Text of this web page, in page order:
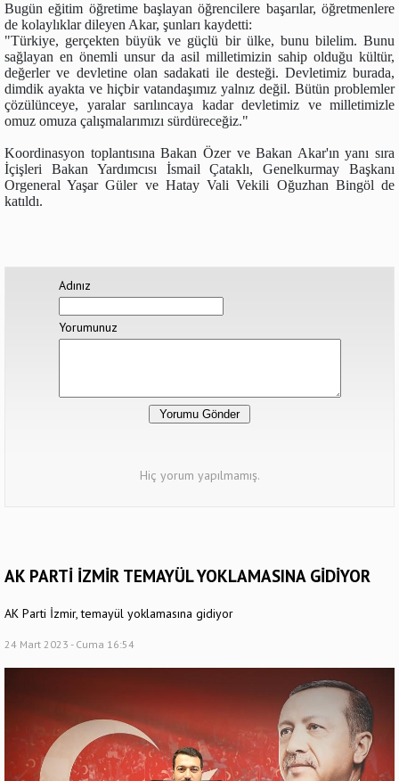
Bugün eğitim öğretime başlayan öğrencilere başarılar, öğretmenlere
de kolaylıklar dileyen Akar, şunları kaydetti:
"Türkiye, gerçekten büyük ve güçlü bir ülke, bunu bilelim. Bunu
sağlayan en önemli unsur da asil milletimizin sahip olduğu kültür,
değerler ve devletine olan sadakati ile desteği. Devletimiz burada,
dimdik ayakta ve hiçbir vatandaşımız yalnız değil. Bütün problemler
çözülünceye, yaralar sarılıncaya kadar devletimiz ve milletimizle
omuz omuza çalışmalarımızı sürdüreceğiz."
Koordinasyon toplantısına Bakan Özer ve Bakan Akar'ın yanı sıra
İçişleri Bakan Yardımcısı İsmail Çataklı, Genelkurmay Başkanı
Orgeneral Yaşar Güler ve Hatay Vali Vekili Oğuzhan Bingöl de
katıldı.
Adınız
Yorumunuz
Hiç yorum yapılmamış.
AK PARTİ İZMİR TEMAYÜL YOKLAMASINA GİDİYOR
AK Parti İzmir, temayül yoklamasına gidiyor
24 Mart 2023 - Cuma 16:54